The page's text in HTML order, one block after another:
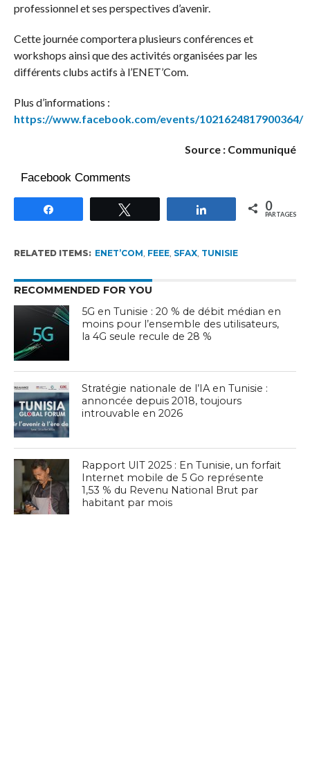
professionnel et ses perspectives d’avenir.
Cette journée comportera plusieurs conférences et
workshops ainsi que des activités organisées par les
différents clubs actifs à l’ENET’Com.
Plus d’informations :
https://www.facebook.com/events/1021624817900364/
Source : Communiqué
Facebook Comments
Partagez 0
PARTAGES
RELATED ITEMS: ENET’COM FEEE, SFAX, TUNISIE
RECOMMENDED FOR YOU
5G en Tunisie : 20 % de débit médian en
moins pour l’ensemble des utilisateurs,
la 4G seule recule de 28 %
Stratégie nationale de l’IA en Tunisie :
annoncée depuis 2018, toujours
introuvable en 2026
Rapport UIT 2025 : En Tunisie, un forfait
Internet mobile de 5 Go représente
1,53 % du Revenu National Brut par
habitant par mois